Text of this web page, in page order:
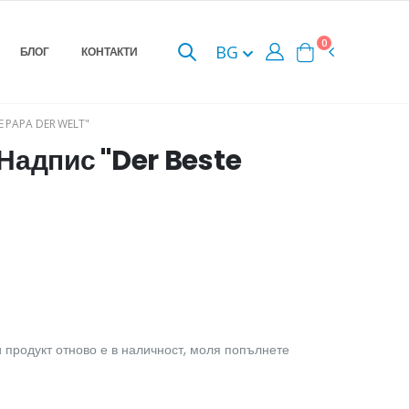
БЛОГ КОНТАКТИ BG 0
DER WELT"
"Der Beste
отново е в наличност, моля попълнете